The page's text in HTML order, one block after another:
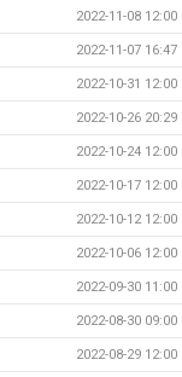
2022-11-08 12:00
2022-11-07 16:47
2022-10-31 12:00
2022-10-26 20:29
2022-10-24 12:00
2022-10-17 12:00
2022-10-12 12:00
2022-10-06 12:00
2022-09-30 11:00
2022-08-30 09:00
2022-08-29 12:00